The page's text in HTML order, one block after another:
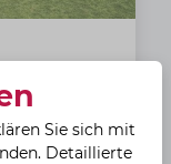
e.V. -
Sie sich mit
Detaillierte